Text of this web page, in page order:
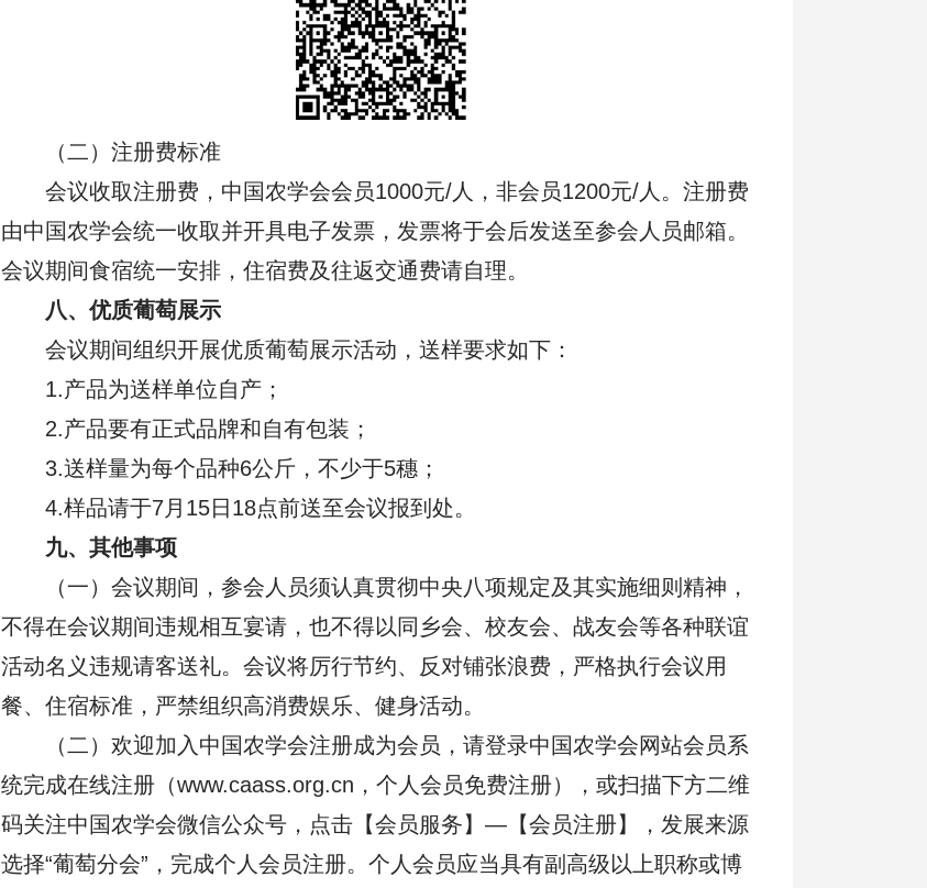
（二）注册费标准
会议收取注册费，中国农学会会员1000元/人，非会员1200元/人。注册费
由中国农学会统一收取并开具电子发票，发票将于会后发送至参会人员邮箱。
会议期间食宿统一安排，住宿费及往返交通费请自理。
八、优质葡萄展示
会议期间组织开展优质葡萄展示活动，送样要求如下：
1.产品为送样单位自产；
2.产品要有正式品牌和自有包装；
3.送样量为每个品种6公斤，不少于5穗；
4.样品请于7月15日18点前送至会议报到处。
九、其他事项
（一）会议期间，参会人员须认真贯彻中央八项规定及其实施细则精神，
不得在会议期间违规相互宴请，也不得以同乡会、校友会、战友会等各种联谊
活动名义违规请客送礼。会议将厉行节约、反对铺张浪费，严格执行会议用
餐、住宿标准，严禁组织高消费娱乐、健身活动。
（二）欢迎加入中国农学会注册成为会员，请登录中国农学会网站会员系
统完成在线注册（www.caass.org.cn，个人会员免费注册），或扫描下方二维
码关注中国农学会微信公众号，点击【会员服务】—【会员注册】，发展来源
选择“葡萄分会”，完成个人会员注册。个人会员应当具有副高级以上职称或博